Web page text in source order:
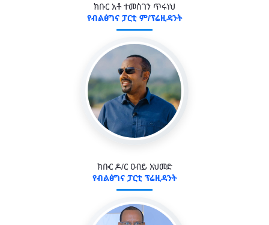
ክቡር አቶ ተመስገን ጥሩነህ
የብልፅግና ፓርቲ ም/ፕሬዚዳንት
ክቡር ዶ/ር ዐብይ አህመድ
የብልፅግና ፓርቲ ፕሬዚዳንት